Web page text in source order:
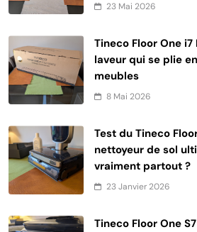
23 Mai 2026
Tineco Floor One
laveur qui se plie
meubles
8 Mai 2026
Test du Tineco
nettoyeur de sol
vraiment partout ?
23 Janvier 2026
Tineco Floor One